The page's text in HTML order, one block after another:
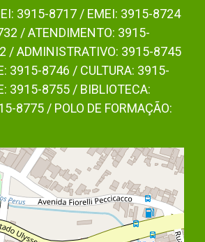
3915-8717 / EMEI: 3915-8724
/ ATENDIMENTO: 3915-
/ ADMINISTRATIVO: 3915-8745
3915-8746 / CULTURA: 3915-
3915-8755 / BIBLIOTECA:
8775 / POLO DE FORMAÇÃO: